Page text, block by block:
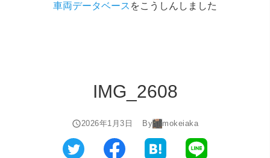
車両データベース をこうしんしました
IMG_2608
2026年1月3日 By mokeiaka